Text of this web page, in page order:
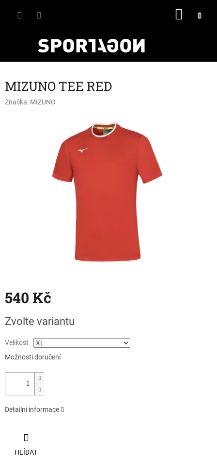
MIZUNO TEE RED
Značka: MIZUNO
540 Kč
cena:
Zvolte variantu
Velikost
Možnosti doručení
Detailní informace
HLÍDAT